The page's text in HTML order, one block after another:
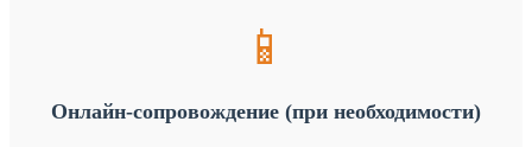
📱
Онлайн-сопровождение (при необходимости)